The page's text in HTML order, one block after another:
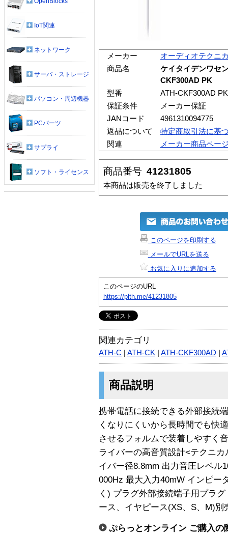
メーカー
オーディオテクニ
商品名
ケイタイデンワセ
CKF300AD PK
型番
ATH-CKF300AD PK
保証条件
メーカー保証
JANコード
4961310094775
返品について
特定商取引法に基
関連
メーカー商品ペー
商品番号 41231805
本商品は販売を終了しました
このページを印刷する
メールでURLを送る
お気に入りに追加する
このページのURL
https://plth.me/41231805
関連カテゴリ
ATH-C ATH-CK ATH-CKF300AD
商品説明
携帯電話に接続できる外部接続
くなりにくいから長時間でも快
させるフォルムで装着しやすく
ライバーの高音質設計<テクニ
イバー径8.8mm 出力音圧レベル
000Hz 最大入力40mW インピー
く) プラグ外部接続端子用プラ
ース、イヤピース(XS、S、M)
ぷらっとオンライン ご購入の
IoT関連
ネットワーク
サーバ・ストレージ
パソコン・周辺機器
PCパーツ
サプライ
ソフト・ライセンス